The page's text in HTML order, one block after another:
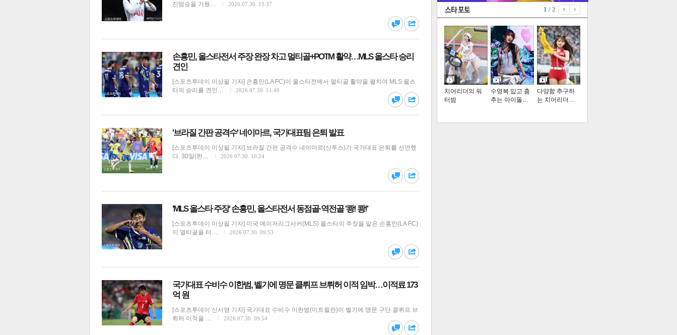
달기
댓글 공유
댓글 공유
댓글 공유
진땀승을 거뒀…
2026.07.30. 13:37
댓글 공유
손흥민, 올스타전서 주장 완장 차고 멀티골+POTM 활약…MLS 올스타 승리
견인
[스포츠투데이 이상필 기자] 손흥민(LA FC)이 올스타전에서 멀티골 활약을 펼치며 MLS 올스
타의 승리를 견인…
2026.07.30. 11:40
'브라질 간판 공격수' 네이마르, 국가대표팀 은퇴 발표
[스포츠투데이 이상필 기자] 브라질 간판 공격수 네이마르(산투스)가 국가대표 은퇴를 선언했
다. 30일(한…
2026.07.30. 10:24
'MLS 올스타 주장' 손흥민, 올스타전서 동점골·역전골 '쾅! 쾅!'
[스포츠투데이 이상필 기자] 미국 메이저리그사커(MLS) 올스타의 주장을 맡은 손흥민(LA FC)
이 멀티골을 터…
2026.07.30. 09:53
국가대표 수비수 이한범, 벨기에 명문 클뤼프 브뤼허 이적 임박…이적료 173
억 원
[스포츠투데이 신서영 기자] 국가대표 수비수 이한범(미트윌란)이 벨기에 명문 구단 클뤼프 브
뤼허 이적을 …
2026.07.30. 09:54
1 / 2
치어리더의 워
터밤
수영복 입고 춤
추는 아이돌…
다양함 추구하
는 치어리더…